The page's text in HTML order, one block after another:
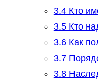
3.4Кто
3.5Кто
3.6Как
3.7
3.8